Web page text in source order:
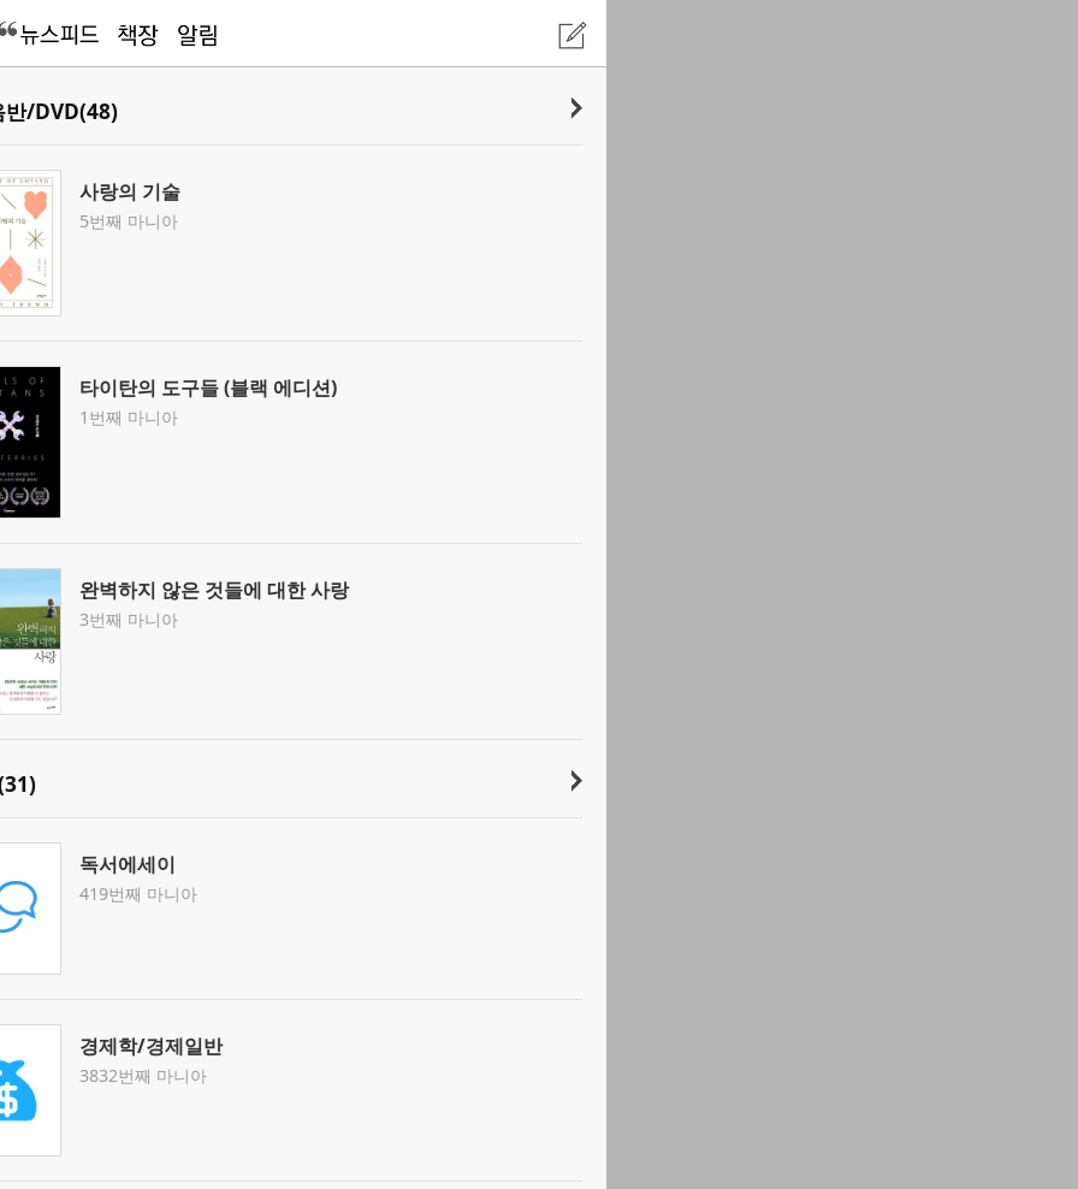
반/DVD(48)
사랑의 기술
5번째 마니아
타이탄의 도구들 (블랙 에디션)
1번째 마니아
완벽하지 않은 것들에 대한 사랑
3번째 마니아
독서에세이
419번째 마니아
경제학/경제일반
3832번째 마니아